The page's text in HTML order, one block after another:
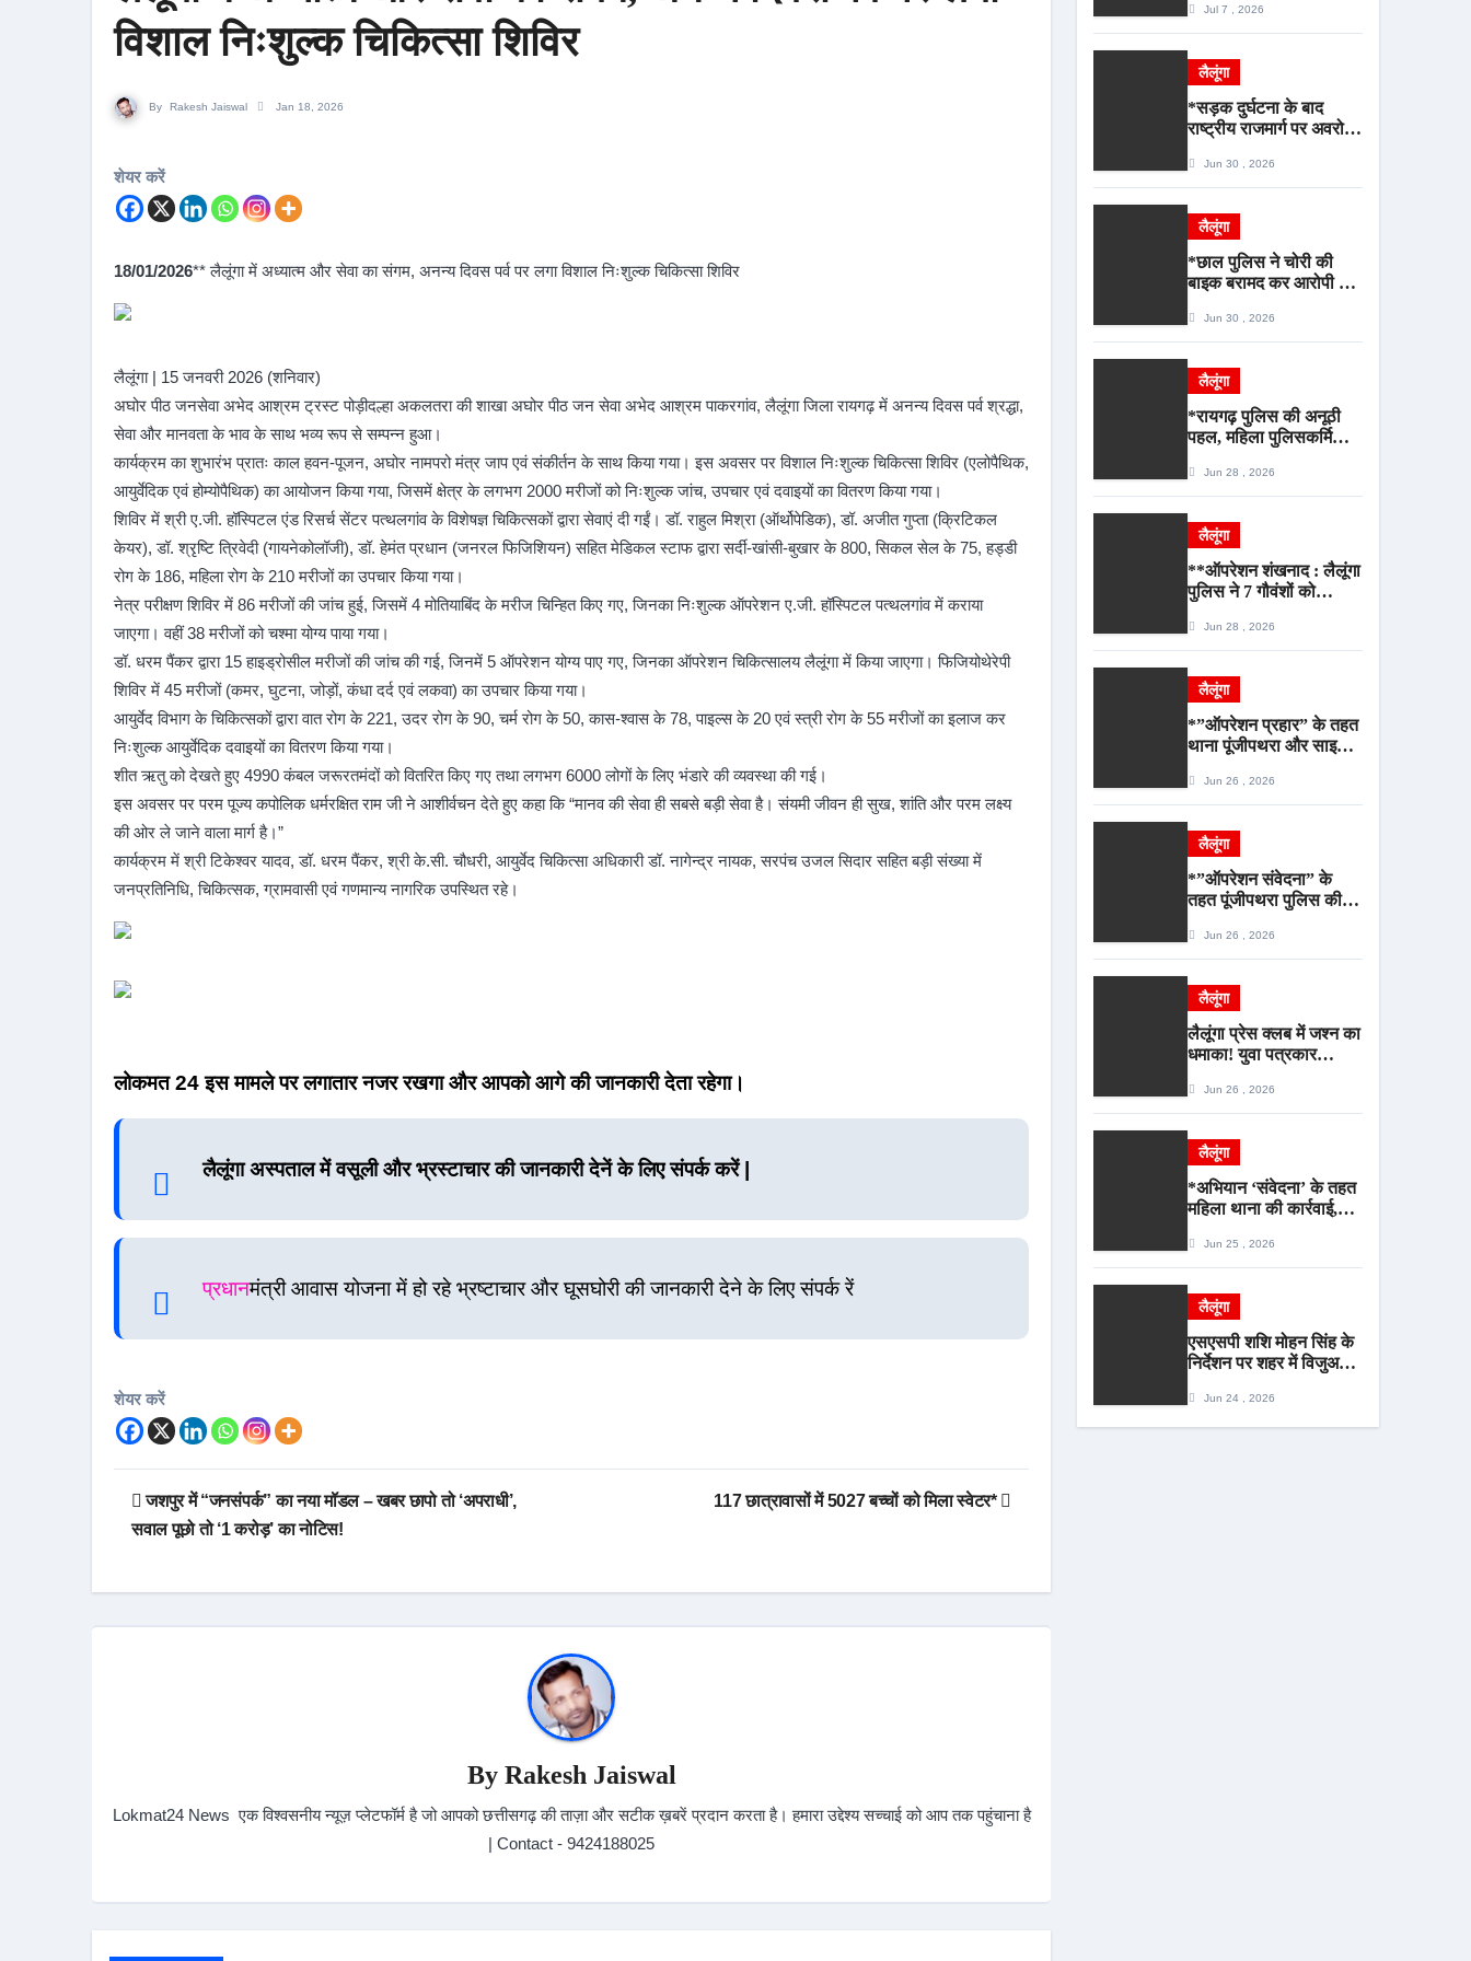
विशाल निःशुल्क चिकित्सा शिविर
By Rakesh Jaiswal Jan 18, 2026
शेयर करें
18/01/2026** लैलूंगा में अध्यात्म और सेवा का संगम, अनन्य दिवस पर्व पर लगा विशाल निःशुल्क चिकित्सा शिविर
लैलूंगा | 15 जनवरी 2026 (शनिवार)
अघोर पीठ जनसेवा अभेद आश्रम ट्रस्ट पोड़ीदल्हा अकलतरा की शाखा अघोर पीठ जन सेवा अभेद आश्रम पाकरगांव, लैलूंगा जिला रायगढ़ में अनन्य दिवस पर्व श्रद्धा,
सेवा और मानवता के भाव के साथ भव्य रूप से सम्पन्न हुआ।
कार्यक्रम का शुभारंभ प्रातः काल हवन-पूजन, अघोर नामपरो मंत्र जाप एवं संकीर्तन के साथ किया गया। इस अवसर पर विशाल निःशुल्क चिकित्सा शिविर (एलोपैथिक,
आयुर्वेदिक एवं होम्योपैथिक) का आयोजन किया गया, जिसमें क्षेत्र के लगभग 2000 मरीजों को निःशुल्क जांच, उपचार एवं दवाइयों का वितरण किया गया।
शिविर में श्री ए.जी. हॉस्पिटल एंड रिसर्च सेंटर पत्थलगांव के विशेषज्ञ चिकित्सकों द्वारा सेवाएं दी गईं। डॉ. राहुल मिश्रा (ऑर्थोपेडिक), डॉ. अजीत गुप्ता (क्रिटिकल
केयर), डॉ. श्रृष्टि त्रिवेदी (गायनेकोलॉजी), डॉ. हेमंत प्रधान (जनरल फिजिशियन) सहित मेडिकल स्टाफ द्वारा सर्दी-खांसी-बुखार के 800, सिकल सेल के 75, हड्डी
रोग के 186, महिला रोग के 210 मरीजों का उपचार किया गया।
नेत्र परीक्षण शिविर में 86 मरीजों की जांच हुई, जिसमें 4 मोतियाबिंद के मरीज चिन्हित किए गए, जिनका निःशुल्क ऑपरेशन ए.जी. हॉस्पिटल पत्थलगांव में कराया
जाएगा। वहीं 38 मरीजों को चश्मा योग्य पाया गया।
डॉ. धरम पैंकर द्वारा 15 हाइड्रोसील मरीजों की जांच की गई, जिनमें 5 ऑपरेशन योग्य पाए गए, जिनका ऑपरेशन चिकित्सालय लैलूंगा में किया जाएगा। फिजियोथेरेपी
शिविर में 45 मरीजों (कमर, घुटना, जोड़ों, कंधा दर्द एवं लकवा) का उपचार किया गया।
आयुर्वेद विभाग के चिकित्सकों द्वारा वात रोग के 221, उदर रोग के 90, चर्म रोग के 50, कास-श्वास के 78, पाइल्स के 20 एवं स्त्री रोग के 55 मरीजों का इलाज कर
निःशुल्क आयुर्वेदिक दवाइयों का वितरण किया गया।
शीत ऋतु को देखते हुए 4990 कंबल जरूरतमंदों को वितरित किए गए तथा लगभग 6000 लोगों के लिए भंडारे की व्यवस्था की गई।
इस अवसर पर परम पूज्य कपोलिक धर्मरक्षित राम जी ने आशीर्वचन देते हुए कहा कि “मानव की सेवा ही सबसे बड़ी सेवा है। संयमी जीवन ही सुख, शांति और परम लक्ष्य
की ओर ले जाने वाला मार्ग है।”
कार्यक्रम में श्री टिकेश्वर यादव, डॉ. धरम पैंकर, श्री के.सी. चौधरी, आयुर्वेद चिकित्सा अधिकारी डॉ. नागेन्द्र नायक, सरपंच उजल सिदार सहित बड़ी संख्या में
जनप्रतिनिधि, चिकित्सक, ग्रामवासी एवं गणमान्य नागरिक उपस्थित रहे।
लोकमत 24 इस मामले पर लगातार नजर रखगा और आपको आगे की जानकारी देता रहेगा।
लैलूंगा अस्पताल में वसूली और भ्रस्टाचार की जानकारी देनें के लिए संपर्क करें |
प्रधानमंत्री आवास योजना में हो रहे भ्रष्टाचार और घूसघोरी की जानकारी देने के लिए संपर्क रें
शेयर करें
जशपुर में “जनसंपर्क” का नया मॉडल – खबर छापो तो ‘अपराधी’,
सवाल पूछो तो ‘1 करोड़’ का नोटिस!
117 छात्रावासों में 5027 बच्चों को मिला स्वेटर*
By Rakesh Jaiswal
Lokmat24 News एक विश्वसनीय न्यूज़ प्लेटफॉर्म है जो आपको छत्तीसगढ़ की ताज़ा और सटीक ख़बरें प्रदान करता है। हमारा उद्देश्य सच्चाई को आप तक पहुंचाना है
| Contact - 9424188025
बेहतर सेवा, भीड़ से राहत एवं
अवैध उगाही पर लगेगी रोक
Jul 7 , 2026
लैलूंगा
*सड़क दुर्घटना के बाद
राष्ट्रीय राजमार्ग पर अवरोध
की सख्त कार्रवाई*
Jun 30 , 2026
लैलूंगा
*छाल पुलिस ने चोरी की
बाइक बरामद कर आरोपी को
Jun 30 , 2026
लैलूंगा
*रायगढ़ पुलिस की अनूठी
पहल, महिला पुलिसकर्मियों
जागरूकता कार्यशाला
आयोजित*
Jun 28 , 2026
लैलूंगा
**ऑपरेशन शंखनाद : लैलूंगा
पुलिस ने 7 गौवंशों को
बचाया, गौवंश सुरक्षित,
पिकअप जब्त*
Jun 28 , 2026
लैलूंगा
*”ऑपरेशन प्रहार” के तहत
थाना पूंजीपथरा और साइबर
2.85 टन संदिग्ध कबाड़
सहित पिकअप वाहन जब्त*
Jun 26 , 2026
लैलूंगा
*”ऑपरेशन संवेदना” के
तहत पूंजीपथरा पुलिस की
नाबालिग बालिका रायपुर से
सकुशल बरामद, मामले में दो
आरोपी गिरफ्तार*
Jun 26 , 2026
लैलूंगा
लैलूंगा प्रेस क्लब में जश्न का
धमाका! युवा पत्रकार
बना मीडिया महाकुंभ, विश्राम
गृह में गूंजे बधाई के स्वर
Jun 26 , 2026
लैलूंगा
*अभियान ‘संवेदना’ के तहत
महिला थाना की कार्रवाई,
करने वाला आरोपी गिरफ्तार*
Jun 25 , 2026
लैलूंगा
एसएसपी शशि मोहन सिंह के
निर्देशन पर शहर में विजुअल
कोतवाली पुलिस की देर शाम
सघन फुट पेट्रोलिंग*
Jun 24 , 2026